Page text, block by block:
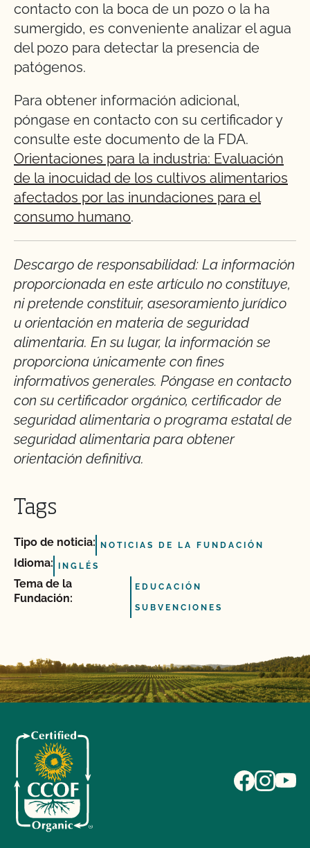
contacto con la boca de un pozo o la ha
sumergido, es conveniente analizar el agua
del pozo para detectar la presencia de
patógenos.
Para obtener información adicional,
póngase en contacto con su certificador y
consulte este documento de la FDA.
Orientaciones para la industria: Evaluación
de la inocuidad de los cultivos alimentarios
afectados por las inundaciones para el
consumo humano.
Descargo de responsabilidad: La información
proporcionada en este artículo no constituye,
ni pretende constituir, asesoramiento jurídico
u orientación en materia de seguridad
alimentaria. En su lugar, la información se
proporciona únicamente con fines
informativos generales. Póngase en contacto
con su certificador orgánico, certificador de
seguridad alimentaria o programa estatal de
seguridad alimentaria para obtener
orientación definitiva.
Tags
Tipo de noticia: NOTICIAS DE LA FUNDACIÓN
Idioma: INGLÉS
Tema de la
Fundación:
EDUCACIÓN
SUBVENCIONES